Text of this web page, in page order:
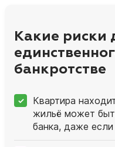
Какие риски
банкротстве
Квартира
жильё может
банка, даже